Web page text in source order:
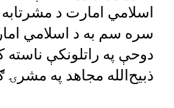
اسلامي امارت د
سره سم به د اسلامي
دوحې په راتلونکې
ذبیح‌الله مجاهد په